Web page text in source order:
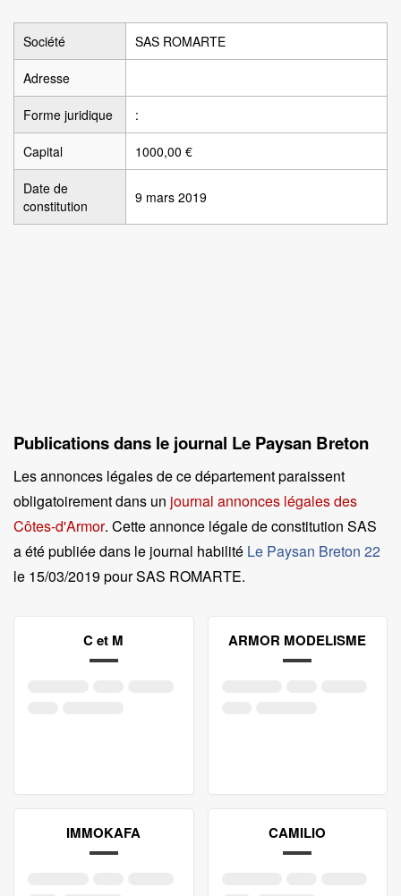
Société SAS ROMARTE
Adresse
Forme juridique :
Capital 1000,00 €
Date de
constitution
9 mars 2019
Publications dans le journal Le Paysan Breton
Les annonces légales de ce département paraissent
obligatoirement dans un journal annonces légales des
Côtes-d'Armor. Cette annonce légale de constitution SAS
a été publiée dans le journal habilité Le Paysan Breton 22
le 15/03/2019 pour SAS ROMARTE.
C et M ARMOR MODELISME
IMMOKAFA CAMILIO